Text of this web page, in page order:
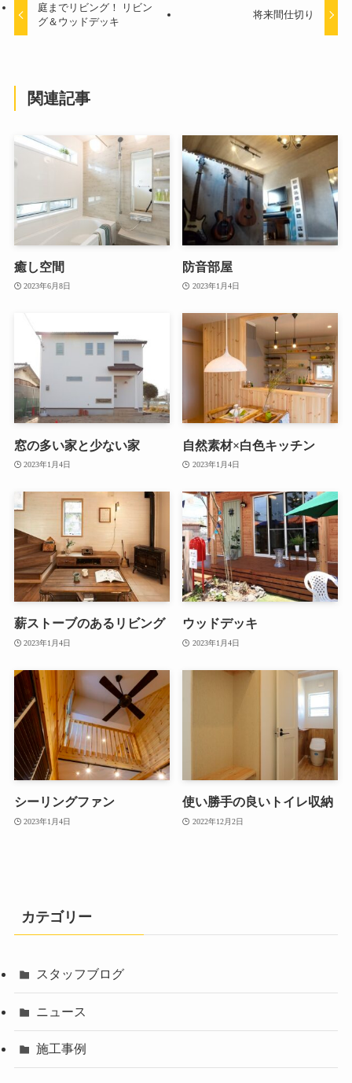
庭までリビング！ リビン
グ＆ウッドデッキ
将来間仕切り
関連記事
癒し空間
2023年6月8日
防音部屋
2023年1月4日
窓の多い家と少ない家
2023年1月4日
自然素材×白色キッチン
2023年1月4日
薪ストーブのあるリビング
2023年1月4日
ウッドデッキ
2023年1月4日
シーリングファン
2023年1月4日
使い勝手の良いトイレ収納
2022年12月2日
カテゴリー
スタッフブログ
ニュース
施工事例